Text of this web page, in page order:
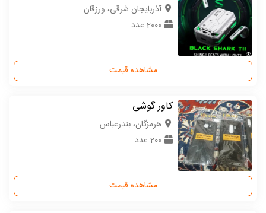
آذربایجان شرقی، ورزقان
2000 عدد
مشاهده قیمت
کاور گوشی
هرمزگان، بندرعباس
200 عدد
مشاهده قیمت